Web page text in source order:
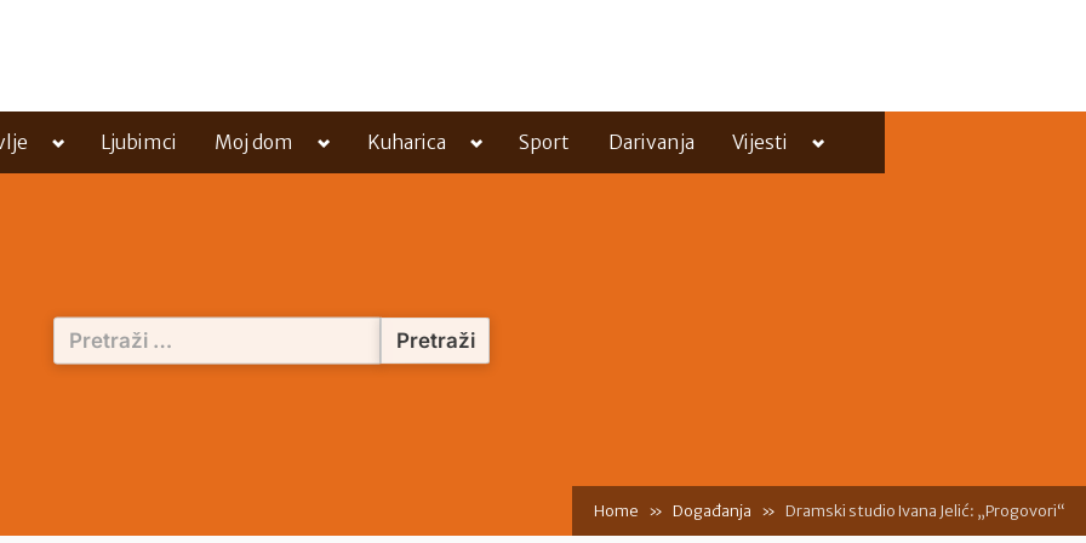
Toggle
menu
Ljubimci Moj dom
Toggle
menu
Kuharica
Toggle
menu
Sport Darivanja Vijesti
Toggle
menu
Pretraži:
Home Događanja Dramski studio Ivana Jelić: „Progovori“